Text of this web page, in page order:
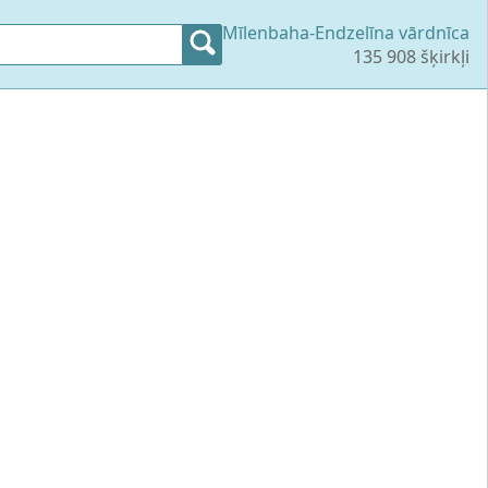
Mīlenbaha-Endzelīna vārdnīca
135 908 šķirkļi